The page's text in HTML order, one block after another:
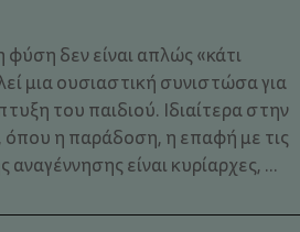
δεν είναι απλώς «κάτι
μια ουσιαστική συνιστώσα για
του παιδιού. Ιδιαίτερα στην
όπου η παράδοση, η επαφή με τις
αναγέννησης είναι κυρίαρχες, ...